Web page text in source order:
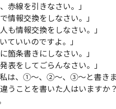
線を引きなさい。」
報交換をしなさい。」
情報交換をしなさい。」
いいのですよ。」
条書きにしなさい。」
をしてごらんなさい。」
は、①～、②～、③～と書きま
とを書いた人はいますか？